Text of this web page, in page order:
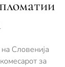
Словенија
за